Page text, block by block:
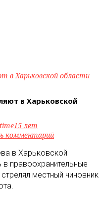
в Харьковской области
в Харьковской
15 лет
комментарий
в Харьковской
в правоохранительные
местный чиновник
.